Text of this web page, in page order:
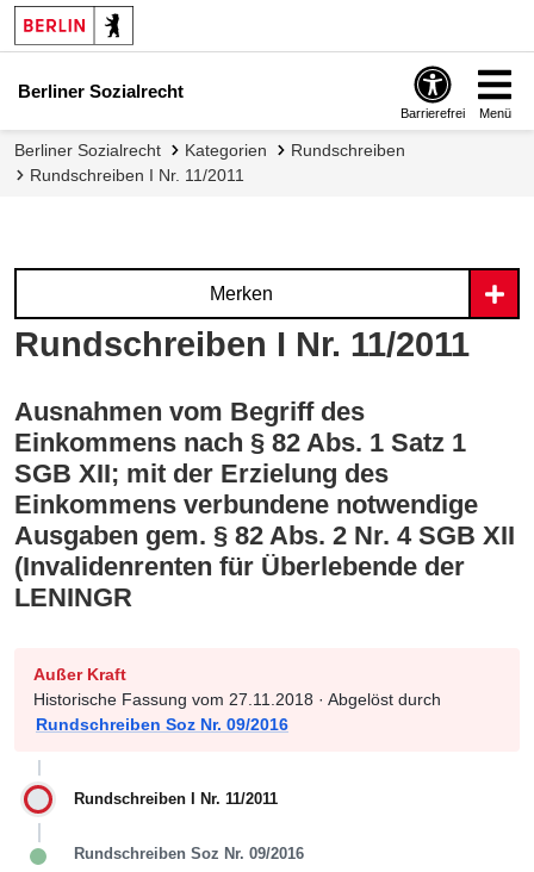
Berliner Sozialrecht
Barrierefrei Menü
Berliner Sozialrecht Kategorien
Rundschreiben
Rundschreiben I Nr. 11/2011
Rundschreiben I Nr. 11/2011
Merken
Ausnahmen vom Begriff des
Einkommens nach § 82 Abs. 1 Satz 1
SGB XII; mit der Erzielung des
Einkommens verbundene notwendige
Ausgaben gem. § 82 Abs. 2 Nr. 4 SGB XII
(Invalidenrenten für Überlebende der
LENINGR
Außer Kraft
Historische Fassung vom 27.11.2018 · Abgelöst durch
Rundschreiben Soz Nr. 09/2016
Rundschreiben I Nr. 11/2011
Rundschreiben Soz Nr. 09/2016